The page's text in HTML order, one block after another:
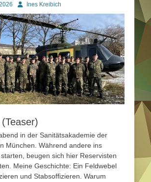
AutorInes Kreibich
in der Sanitätsakademie der
München. Während andere ins
beugen sich hier Reservisten
Meine Geschichte: Ein Feldwebel
und Stabsoffizieren. Warum